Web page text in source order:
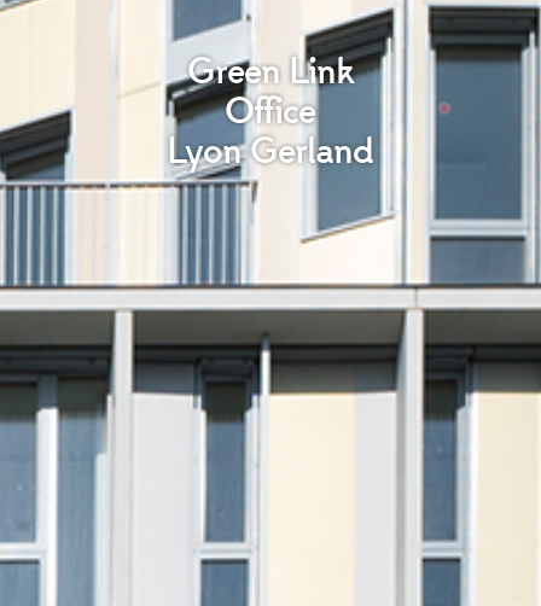
Green Link
Office
Lyon Gerland